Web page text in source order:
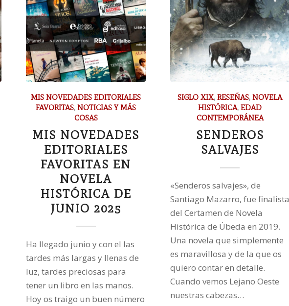
MIS NOVEDADES EDITORIALES
FAVORITAS,NOTICIAS Y MÁS
COSAS
MIS NOVEDADES
EDITORIALES
FAVORITAS EN
NOVELA
HISTÓRICA DE
JUNIO 2025
Ha llegado junio y con el las
tardes más largas y llenas de
luz, tardes preciosas para
tener un libro en las manos.
Hoy os traigo un buen número
SIGLO XIX,RESEÑAS,NOVELA
HISTÓRICA,EDAD
CONTEMPORÁNEA
SENDEROS
SALVAJES
«Senderos salvajes», de
Santiago Mazarro, fue finalista
del Certamen de Novela
Histórica de Úbeda en 2019.
Una novela que simplemente
es maravillosa y de la que os
quiero contar en detalle.
Cuando vemos Lejano Oeste
nuestras cabezas…